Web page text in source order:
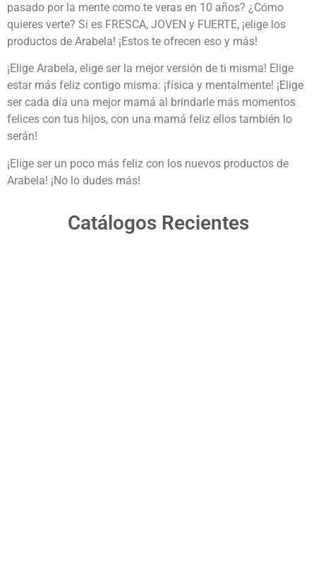
pasado por la mente como te veras en 10 años? ¿Cómo
quieres verte? Si es FRESCA, JOVEN y FUERTE, ¡elige los
productos de Arabela! ¡Estos te ofrecen eso y más!
¡Elige Arabela, elige ser la mejor versión de ti misma! Elige
estar más feliz contigo misma: ¡física y mentalmente! ¡Elige
ser cada día una mejor mamá al brindarle más momentos
felices con tus hijos, con una mamá feliz ellos también lo
serán!
¡Elige ser un poco más feliz con los nuevos productos de
Arabela! ¡No lo dudes más!
Catálogos Recientes